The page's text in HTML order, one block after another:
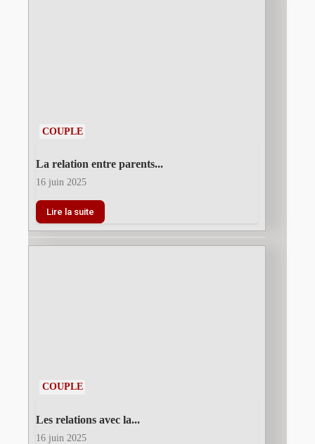
COUPLE
La relation entre parents...
16 juin 2025
Lire la suite
COUPLE
Les relations avec la...
16 juin 2025